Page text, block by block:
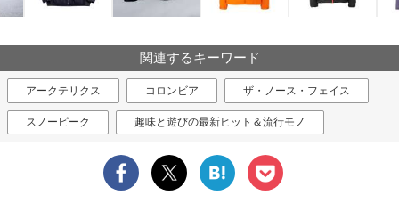
関連するキーワード
アークテリクス コロンビア ザ・ノース・フェイス
スノーピーク 趣味と遊びの最新ヒット＆流行モノ